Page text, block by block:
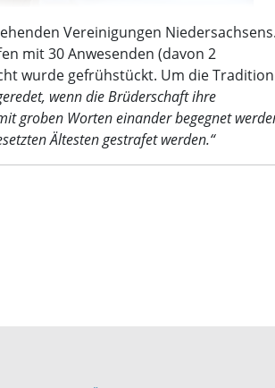
Vereinigungen Niedersachsens.
mit 30 Anwesenden (davon 2
wurde gefrühstückt. Um die
wenn die Brüderschaft ihre
groben Worten einander begegnet
Ältesten gestrafet werden.“